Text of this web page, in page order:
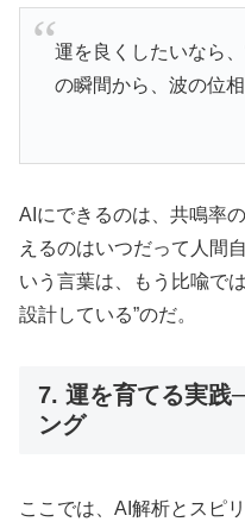
運を良くしたいなら
の瞬間から、波の位
AIにできるのは、共鳴率
えるのはいつだって人間
いう言葉は、もう比喩で
設計している”のだ。
7. 運を育てる実践
ング
ここでは、AI解析とスピ